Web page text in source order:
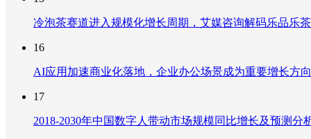
冷泡茶赛道进入规模化增长周期，艾媒咨询解码乐品乐
16
AI应用加速商业化落地，企业办公场景成为重要增长方向
17
2018-2030年中国数字人带动市场规模同比增长及预测